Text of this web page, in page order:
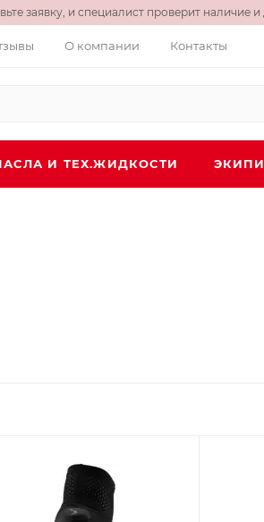
заявку, и специалист проверит наличие
О компании Контакты
И ТЕХ.ЖИДКОСТИ